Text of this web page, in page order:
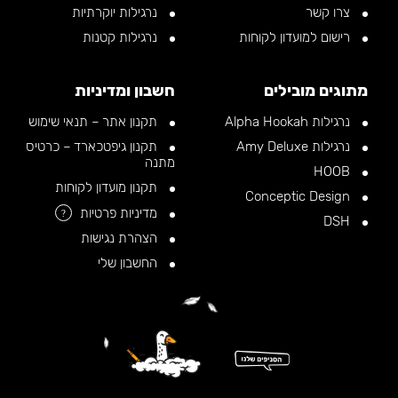
צרו קשר
רישום למועדון לקוחות
נרגילות יוקרתיות
נרגילות קטנות
מתוגים מובילים
נרגילות Alpha Hookah
נרגילות Amy Deluxe
חשבון ומדיניות
תקנון אתר – תנאי שימוש
תקנון גיפטכארד – כרטיס
מתנה
תקנון מועדון לקוחות
מדיניות פרטיות
?
הצהרת נגישות
החשבון שלי